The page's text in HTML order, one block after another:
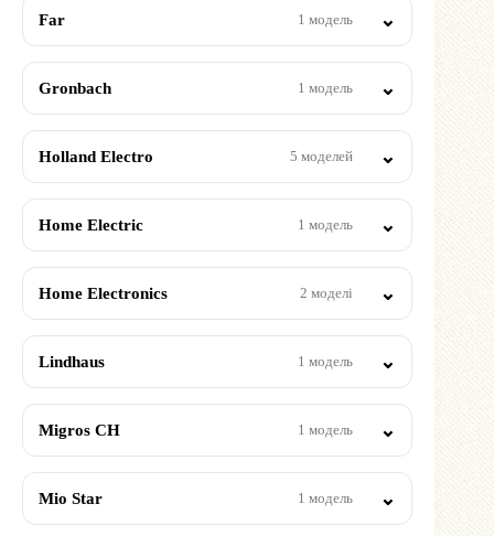
Far 1 модель
Gronbach 1 модель
Holland Electro 5 моделей
Home Electric 1 модель
Home Electronics 2 моделі
Lindhaus 1 модель
Migros CH 1 модель
Mio Star 1 модель